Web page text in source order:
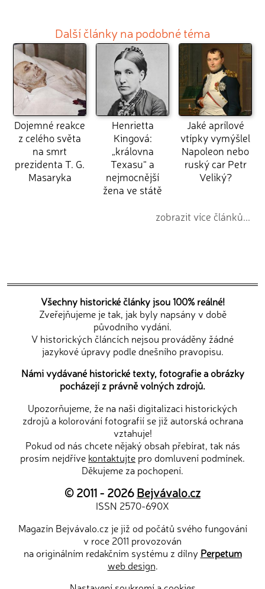
Další články na podobné téma
Dojemné reakce
z celého světa
na smrt
prezidenta T. G.
Masaryka
Henrietta
Kingová:
„královna
Texasu“ a
nejmocnější
žena ve státě
Jaké aprílové
vtípky vymýšlel
Napoleon nebo
ruský car Petr
Veliký?
zobrazit více článků...
Všechny historické články jsou 100% reálné!
Zveřejňujeme je tak, jak byly napsány v době
původního vydání.
V historických článcích nejsou prováděny žádné
jazykové úpravy podle dnešního pravopisu.
Námi vydávané historické texty, fotografie a obrázky
pocházejí z právně volných zdrojů.
Upozorňujeme, že na naši digitalizaci historických
zdrojů a kolorování fotografií se již autorská ochrana
vztahuje!
Pokud od nás chcete nějaký obsah přebírat, tak nás
prosím nejdříve kontaktujte pro domluvení podmínek.
Děkujeme za pochopení.
© 2011 - 2026Bejvávalo.cz
ISSN 2570-690X
Magazín Bejvávalo.cz je již od počátů svého fungování
v roce 2011 provozován
na originálním redakčním systému z dílny Perpetum
web design.